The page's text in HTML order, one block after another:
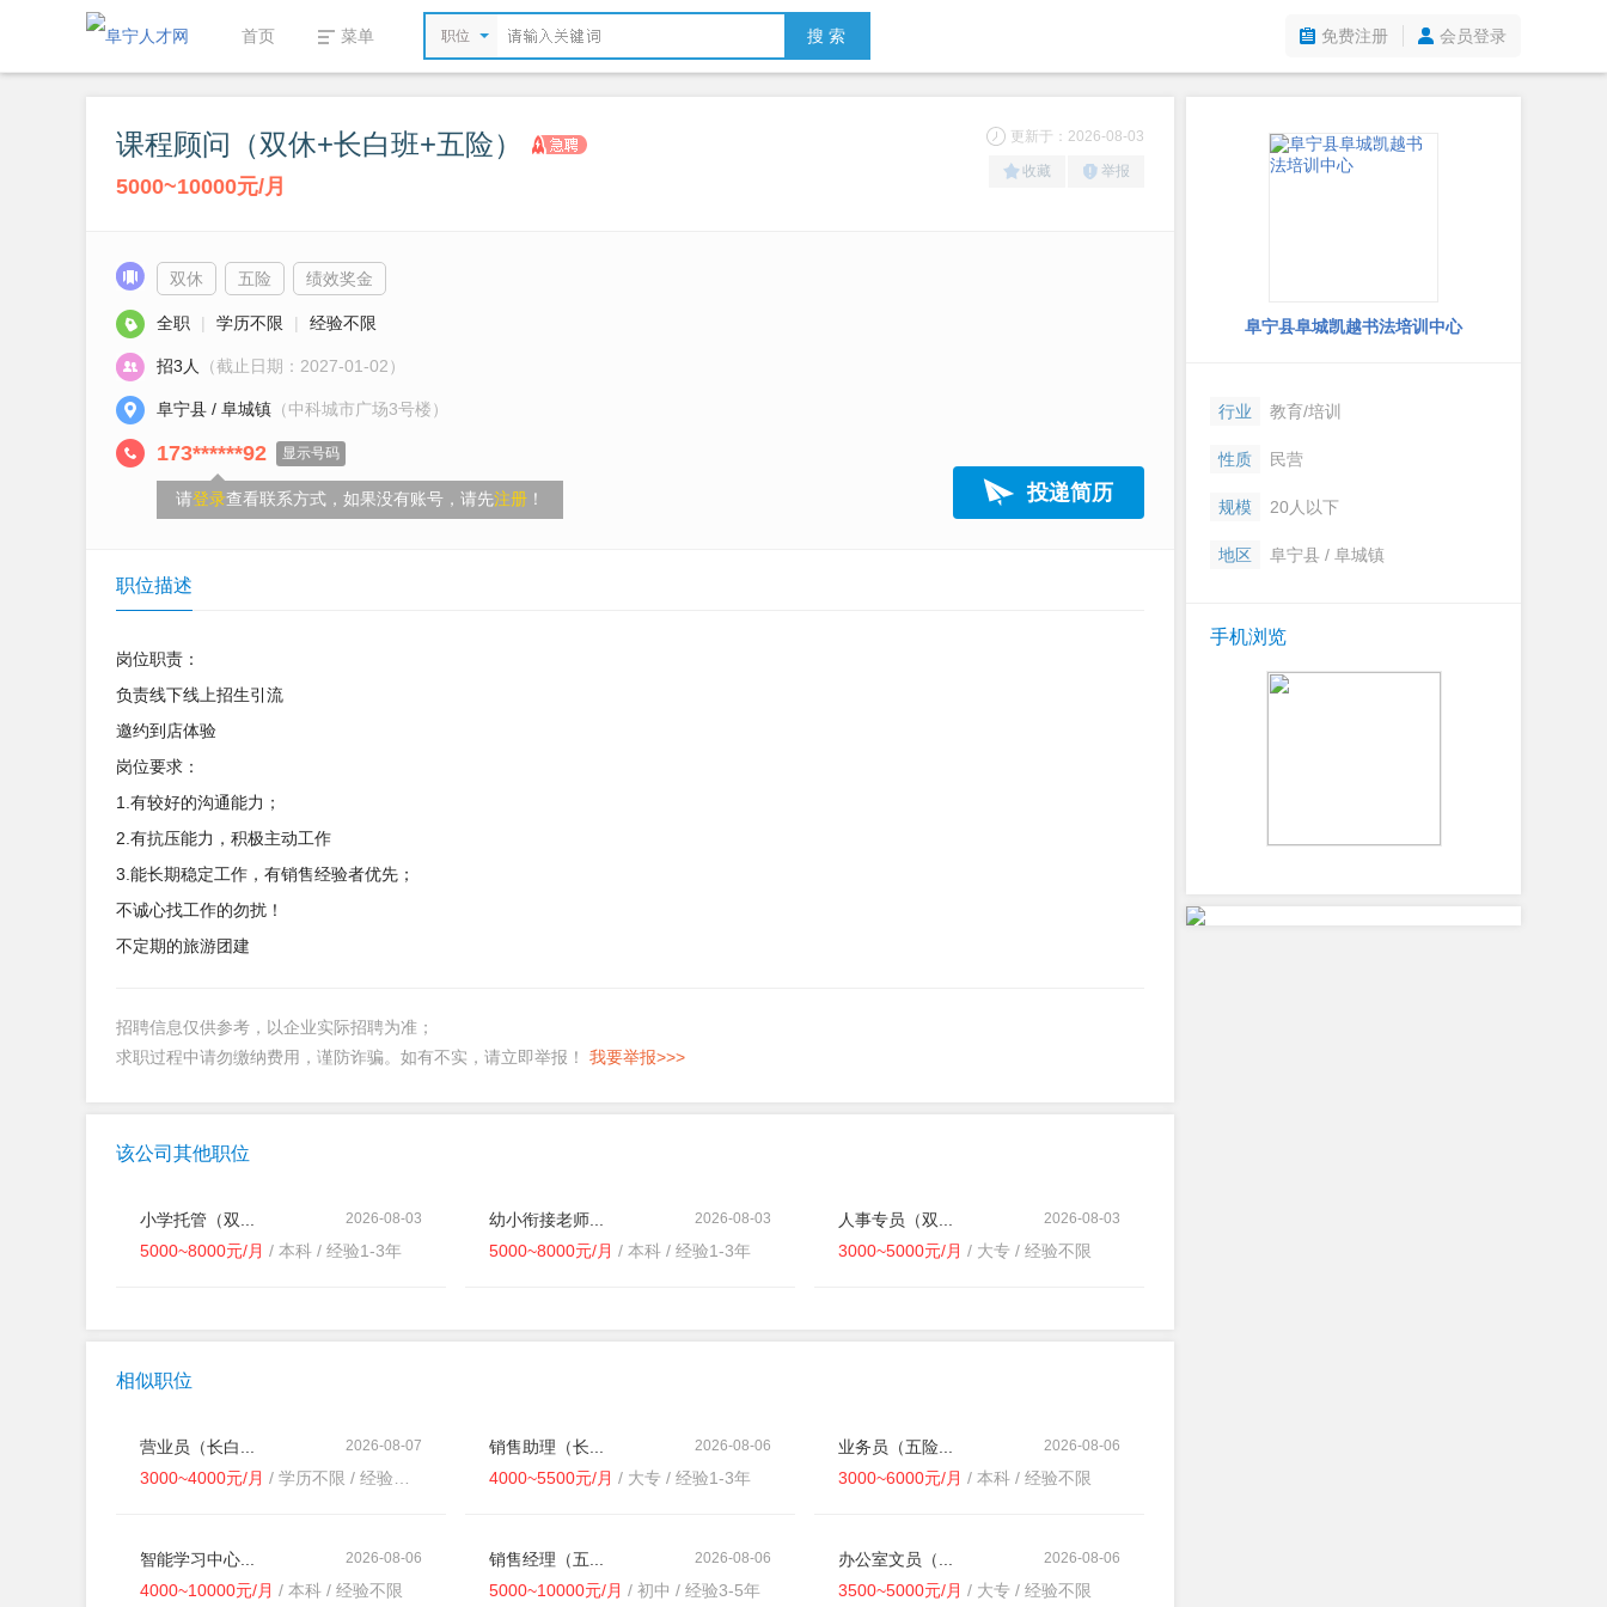
首页 菜单 职位 搜 索 免费注册 会员登录
课程顾问（双休+长白班+五险）
5000~10000元/月
更新于：2026-08-03
收藏 举报
双休 五险 绩效奖金
全职 | 学历不限 | 经验不限
招3人 （截止日期：2027-01-02）
阜宁县 / 阜城镇 （中科城市广场3号楼）
173******92 显示号码
请登录查看联系方式，如果没有账号，请先注册 ！ 投递简历
职位描述
岗位职责：
负责线下线上招生引流
邀约到店体验
岗位要求：
1.有较好的沟通能力；
2.有抗压能力，积极主动工作
3.能长期稳定工作，有销售经验者优先；
不诚心找工作的勿扰！
不定期的旅游团建
招聘信息仅供参考，以企业实际招聘为准；
求职过程中请勿缴纳费用，谨防诈骗。如有不实，请立即举报！ 我要举报>>>
该公司其他职位
2026-08-03
小学托管（双...
5000~8000元/月 / 本科 / 经验1-3年
2026-08-03
幼小衔接老师...
5000~8000元/月 / 本科 / 经验1-3年
2026-08-03
人事专员（双...
3000~5000元/月 / 大专 / 经验不限
相似职位
2026-08-07
营业员（长白...
3000~4000元/月 / 学历不限 / 经验不限
2026-08-06
销售助理（长...
4000~5500元/月 / 大专 / 经验1-3年
2026-08-06
业务员（五险...
3000~6000元/月 / 本科 / 经验不限
2026-08-06
智能学习中心...
4000~10000元/月 / 本科 / 经验不限
2026-08-06
销售经理（五...
5000~10000元/月 / 初中 / 经验3-5年
2026-08-06
办公室文员（...
3500~5000元/月 / 大专 / 经验不限
阜宁县阜城凯越书法培训中心
行业 教育/培训
性质 民营
规模 20人以下
地区 阜宁县 / 阜城镇
手机浏览